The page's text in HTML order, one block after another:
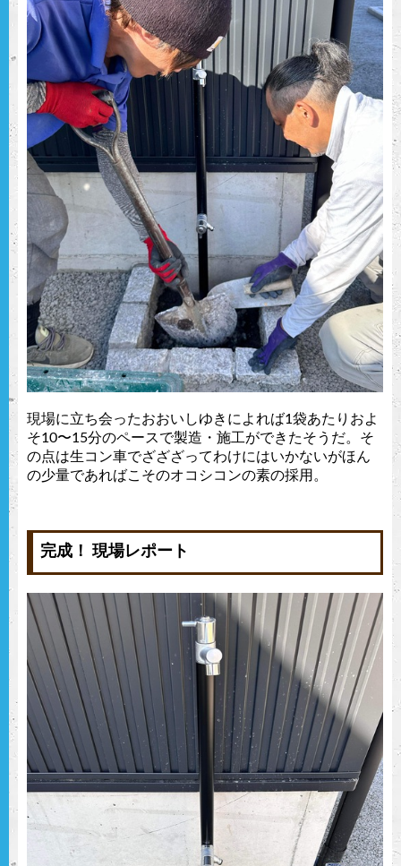
現場に立ち会ったおおいしゆきによれば1袋あたりおよ
そ10〜15分のペースで製造・施工ができたそうだ。そ
の点は生コン車でざざざってわけにはいかないがほん
の少量であればこそのオコシコンの素の採用。
完成！ 現場レポート